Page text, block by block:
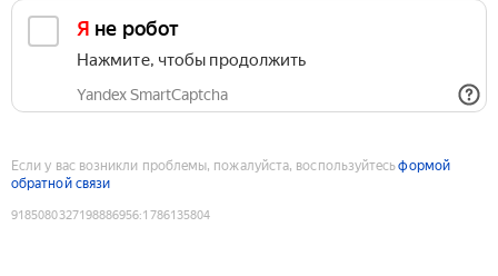
Я не робот
Нажмите, чтобы продолжить
Yandex SmartCaptcha
Если у вас возникли проблемы, пожалуйста, воспользуйтесьформой
обратной связи
9185080327198886956:1786135804